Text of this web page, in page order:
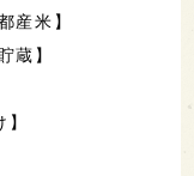
産米】
蔵】